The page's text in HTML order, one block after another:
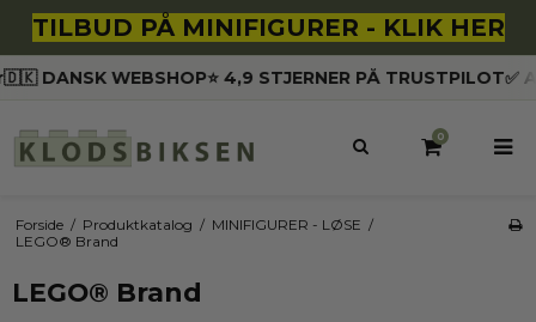
TILBUD PÅ MINIFIGURER - KLIK HER
DANSK WEBSHOP⭐️ 4,9 STJERNER PÅ TRUSTPILOT✅
0
Forside / Produktkatalog / MINIFIGURER - LØSE /
LEGO® Brand
LEGO® Brand